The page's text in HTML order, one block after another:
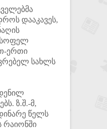
დააკავეს,
სოფელ
ერთი
სახლს
ზ.შ.-მ,
წელს
რაიონში